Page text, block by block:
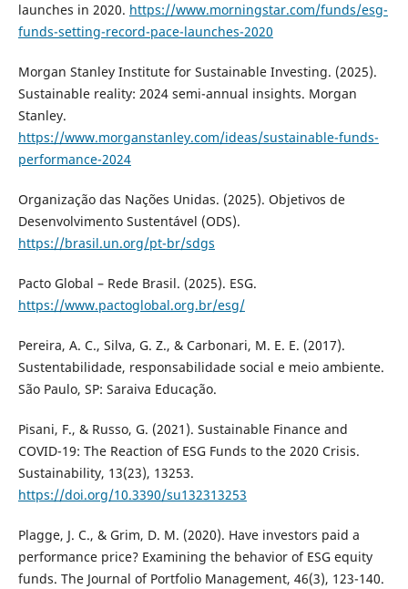
launches in 2020. https://www.morningstar.com/funds/esg-
funds-setting-record-pace-launches-2020
Morgan Stanley Institute for Sustainable Investing. (2025).
Sustainable reality: 2024 semi-annual insights. Morgan
Stanley.
https://www.morganstanley.com/ideas/sustainable-funds-
performance-2024
Organização das Nações Unidas. (2025). Objetivos de
Desenvolvimento Sustentável (ODS).
https://brasil.un.org/pt-br/sdgs
Pacto Global – Rede Brasil. (2025). ESG.
https://www.pactoglobal.org.br/esg/
Pereira, A. C., Silva, G. Z., & Carbonari, M. E. E. (2017).
Sustentabilidade, responsabilidade social e meio ambiente.
São Paulo, SP: Saraiva Educação.
Pisani, F., & Russo, G. (2021). Sustainable Finance and
COVID-19: The Reaction of ESG Funds to the 2020 Crisis.
Sustainability, 13(23), 13253.
https://doi.org/10.3390/su132313253
Plagge, J. C., & Grim, D. M. (2020). Have investors paid a
performance price? Examining the behavior of ESG equity
funds. The Journal of Portfolio Management, 46(3), 123-140.